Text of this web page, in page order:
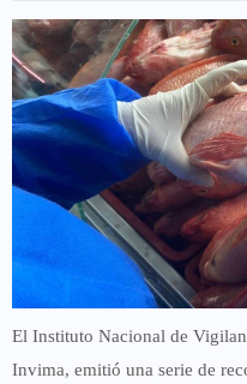
El Instituto Nacional de
Invima, emitió una serie de